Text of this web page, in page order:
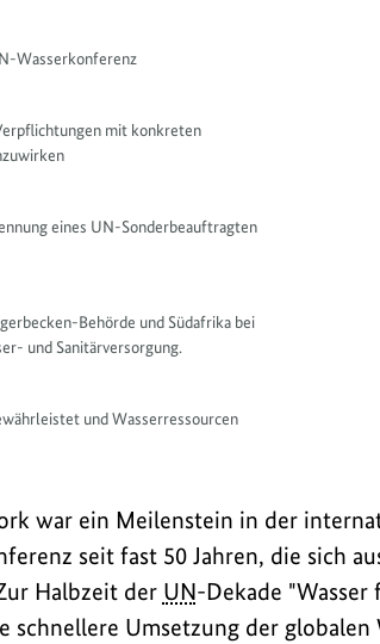
Wasserkonferenz
mit konkreten
eines UN-Sonderbeauftragten
Behörde und Südafrika bei
und Sanitärversorgung.
und Wasserressourcen
war ein Meilenstein in der
seit fast 50 Jahren, die sich
Halbzeit der UN-Dekade
Umsetzung der globalen